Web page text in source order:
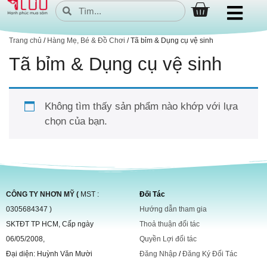
Trang chủ / Hàng Mẹ, Bé & Đồ Chơi / Tã bỉm & Dụng cụ vệ sinh
Tã bỉm & Dụng cụ vệ sinh
Không tìm thấy sản phẩm nào khớp với lựa
chọn của bạn.
CÔNG TY NHƠN MỸ ( MST :
0305684347 )
SKTĐT TP HCM, Cấp ngày
06/05/2008,
Đại diện: Huỳnh Văn Mười
Đối Tác
Hướng dẫn tham gia
Thoả thuận đối tác
Quyền Lợi đối tác
Đăng Nhập /Đăng Ký Đối Tác